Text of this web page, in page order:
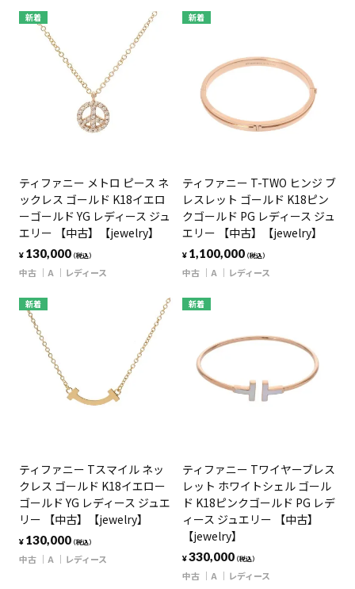
新着
ティファニー メトロ ピース ネ
ックレス ゴールド K18イエロ
ーゴールド YG レディース ジュ
エリー 【中古】【jewelry】
¥ 130,000（税込）
中古 A レディース
新着
ティファニー T-TWO ヒンジ ブ
レスレット ゴールド K18ピン
クゴールド PG レディース ジュ
エリー 【中古】【jewelry】
¥ 1,100,000（税込）
中古 A レディース
新着
ティファニー Tスマイル ネッ
クレス ゴールド K18イエロー
ゴールド YG レディース ジュエ
リー 【中古】【jewelry】
¥ 130,000（税込）
中古 A レディース
新着
ティファニー Tワイヤーブレス
レット ホワイトシェル ゴール
ド K18ピンクゴールド PG レデ
ィース ジュエリー 【中古】
【jewelry】
¥330,000（税込）
中古 A レディース